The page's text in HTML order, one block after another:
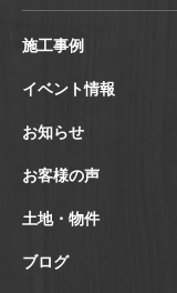
施工事例
イベント情報
お知らせ
お客様の声
土地・物件
ブログ